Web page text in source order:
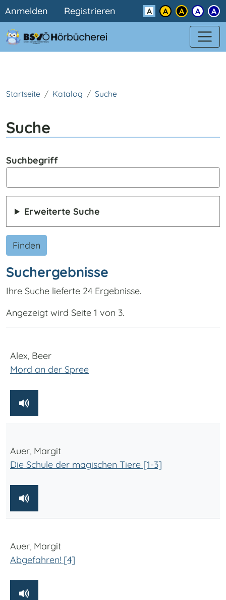
Direkt zum Inhalt
Benutzermenü
Anmelden Registrieren Kontrast
Startseite Katalog Suche
Suche
Suchbegriff
Erweiterte Suche
Finden
Suchergebnisse
Ihre Suche lieferte 24 Ergebnisse.
Angezeigt wird Seite 1 von 3.
Alex, Beer
Mord an der Spree
Auer, Margit
Die Schule der magischen Tiere [1-3]
Auer, Margit
Abgefahren! [4]